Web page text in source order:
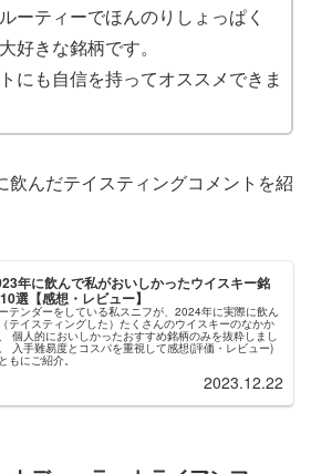
ーティーでほんのりしょっぱく
好きな銘柄です。
にも自信を持ってオススメできま
飲んだテイスティングコメントを紹
年に飲んで私がおいしかったウイスキー銘
選【感想・レビュー】
テンダーをしている私スニフが、2024年に実際に飲ん
テイスティングした）たくさんのウイスキーのなかか
個人的においしかったおすすめ銘柄のみを抜粋しまし
入手難易度とコスパを重視して感想(評価・レビュー)
もにご紹介。
2023.12.22